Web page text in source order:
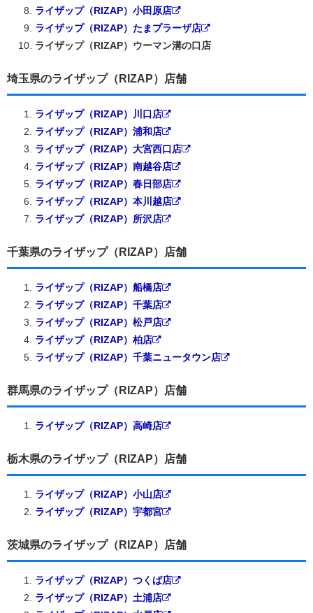
ライザップ（RIZAP）小田原店
ライザップ（RIZAP）たまプラーザ店
ライザップ（RIZAP）ウーマン溝の口店
埼玉県のライザップ（RIZAP）店舗
ライザップ（RIZAP）川口店
ライザップ（RIZAP）浦和店
ライザップ（RIZAP）大宮西口店
ライザップ（RIZAP）南越谷店
ライザップ（RIZAP）春日部店
ライザップ（RIZAP）本川越店
ライザップ（RIZAP）所沢店
千葉県のライザップ（RIZAP）店舗
ライザップ（RIZAP）船橋店
ライザップ（RIZAP）千葉店
ライザップ（RIZAP）松戸店
ライザップ（RIZAP）柏店
ライザップ（RIZAP）千葉ニュータウン店
群馬県のライザップ（RIZAP）店舗
ライザップ（RIZAP）高崎店
栃木県のライザップ（RIZAP）店舗
ライザップ（RIZAP）小山店
ライザップ（RIZAP）宇都宮
茨城県のライザップ（RIZAP）店舗
ライザップ（RIZAP）つくば店
ライザップ（RIZAP）土浦店